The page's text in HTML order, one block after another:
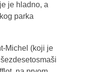
je hladno, a
parka
Michel (koji je